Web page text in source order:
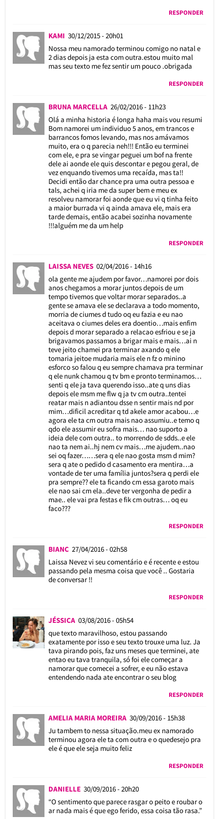
RESPONDER
KAMI 30/12/2015 - 20h01
Nossa meu namorado terminou comigo no natal e
2 dias depois ja esta com outra.estou muito mal
mas seu texto me fez sentir um pouco .obrigada
RESPONDER
BRUNA MARCELLA 26/02/2016 - 11h23
Olá a minha historia é longa haha mais vou resumi
Bom namorei um individuo 5 anos, em trancos e
barrancos fomos levando, mas nos amávamos
muito, era o q parecia neh!!! Então eu terminei
com ele, e pra se vingar peguei um bof na frente
dele ai aonde ele quis descontar e pegou geral, de
vez enquando tivemos uma recaída, mas ta!!
Decidi então dar chance pra uma outra pessoa e
tals, achei q iria me da super bem e meu ex
resolveu namorar foi aonde que eu vi q tinha feito
a maior burrada vi q ainda amava ele, mais era
tarde demais, então acabei sozinha novamente
!!!alguém me da um help
RESPONDER
LAISSA NEVES 02/04/2016 - 14h16
ola gente me ajudem por favor…namorei por dois
anos chegamos a morar juntos depois de um
tempo tivemos que voltar morar separados..a
gente se amava ele se declarava a todo momento,
morria de ciumes d tudo oq eu fazia e eu nao
aceitava o ciumes deles era doentio…mais enfim
depois d morar separado a relacao esfriou e se ja
brigavamos passamos a brigar mais e mais…ai n
teve jeito chamei pra terminar axando q ele
tomaria jeitoe mudaria mais ele n fz o minino
esforco so falou q eu sempre chamava pra terminar
q ele nunk chamou q tv bm e pronto terminamos…
senti q ele ja tava querendo isso..ate q uns dias
depois ele msm me flw q ja tv cm outra..tentei
reatar mais n adiantou dsse n sentir mais nd por
mim…dificil acreditar q td akele amor acabou…e
agora ele ta cm outra mais nao assumiu..e temo q
qdo ele assumir eu sofra mais… nao suporto a
ideia dele com outra.. to morrendo de sdds..e ele
nao ta nem ai..hj nem cv mais…me ajudem..nao
sei oq fazer……sera q ele nao gosta msm d mim?
sera q ate o pedido d casamento era mentira…a
vontade de ter uma família juntos?sera q perdi ele
pra sempre?? ele ta ficando cm essa garoto mais
ele nao sai cm ela..deve ter vergonha de pedir a
mae.. ele vai pra festas e fik cm outras… oq eu
faco???
RESPONDER
BIANC 27/04/2016 - 02h58
Laissa Nevez vi seu comentário e é recente e estou
passando pela mesma coisa que você .. Gostaria
de conversar !!
RESPONDER
JÉSSICA 03/08/2016 - 05h54
que texto maravilhoso, estou passando
exatamente por isso e seu texto trouxe uma luz. Ja
tava pirando pois, faz uns meses que terminei, ate
entao eu tava tranquila, só foi ele começar a
namorar que comecei a sofrer, e eu não estava
entendendo nada ate encontrar o seu blog
RESPONDER
AMELIA MARIA MOREIRA 30/09/2016 - 15h38
Ju tambem to nessa situação.meu ex namorado
terminou agora ele ta com outra e o quedesejo pra
ele é que ele seja muito feliz
RESPONDER
DANIELLE 30/09/2016 - 20h20
“O sentimento que parece rasgar o peito e roubar o
ar nada mais é que ego ferido, essa coisa tão rasa.”